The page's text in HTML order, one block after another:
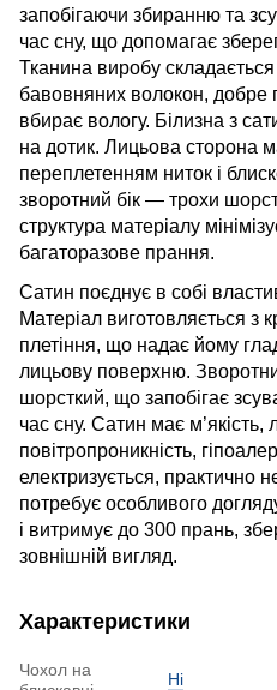
запобігаючи збиранню та
час сну, що допомагає
Тканина виробу
бавовняних волокон, добре
вбирає вологу. Білизна з
на дотик. Лицьова сторона
переплетенням ниток і
зворотний бік — трохи
структура матеріалу
багаторазове прання.
Сатин поєднує в собі
Матеріал виготовляється з
плетіння, що надає йому
лицьову поверхню.
шорсткий, що запобігає
час сну. Сатин має м’якість,
повітропроникність,
електризується, практично
потребує особливого
і витримує до 300 прань,
зовнішній вигляд.
Характеристики
Чохол на
Ні